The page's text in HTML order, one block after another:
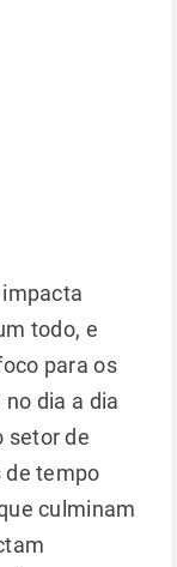
todo, e
para os
dia a dia
setor de
de tempo
culminam